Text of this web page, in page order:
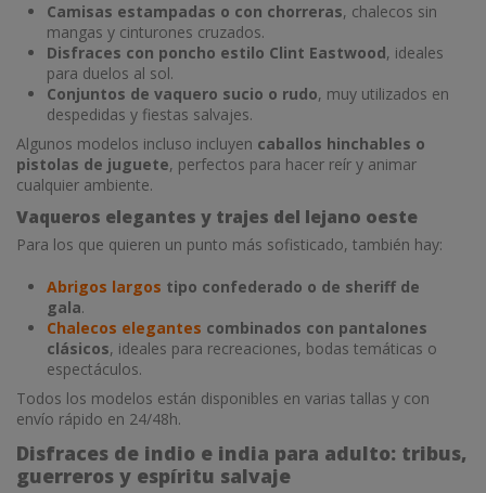
Camisas estampadas o con chorreras, chalecos sin
mangas y cinturones cruzados.
Disfraces con poncho estilo Clint Eastwood, ideales
para duelos al sol.
Conjuntos de vaquero sucio o rudo, muy utilizados en
despedidas y fiestas salvajes.
Algunos modelos incluso incluyen caballos hinchables o
pistolas de juguete, perfectos para hacer reír y animar
cualquier ambiente.
Vaqueros elegantes y trajes del lejano oeste
Para los que quieren un punto más sofisticado, también hay:
Abrigos largos tipo confederado o de sheriff de
gala.
Chalecos elegantes combinados con pantalones
clásicos, ideales para recreaciones, bodas temáticas o
espectáculos.
Todos los modelos están disponibles en varias tallas y con
envío rápido en 24/48h.
Disfraces de indio e india para adulto: tribus,
guerreros y espíritu salvaje